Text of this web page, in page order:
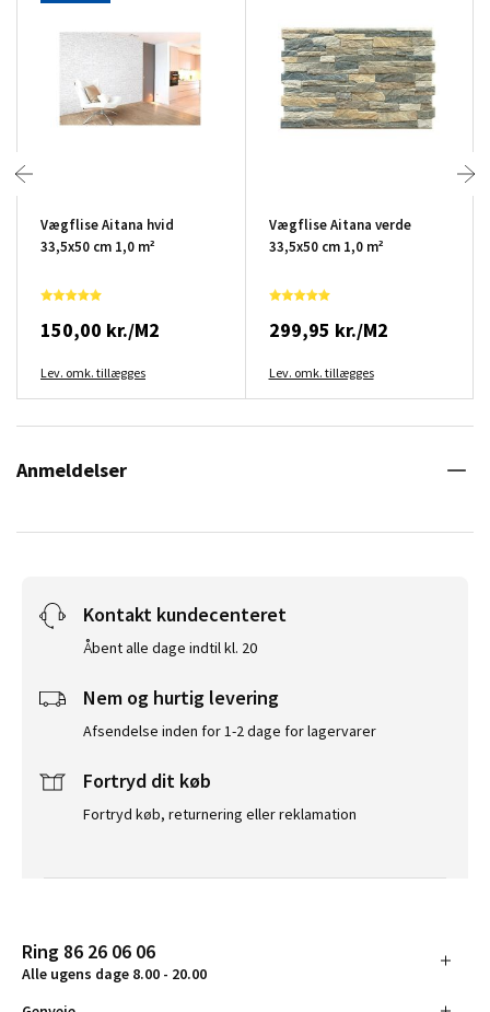
Vægflise Aitana hvid
33,5x50 cm 1,0 m²
150,00 kr./M2
Lev. omk. tillægges
Vægflise Aitana verde
33,5x50 cm 1,0 m²
299,95 kr./M2
Lev. omk. tillægges
Anmeldelser
Kontakt kundecenteret
Åbent alle dage indtil kl. 20
Nem og hurtig levering
Afsendelse inden for 1-2 dage for lagervarer
Fortryd dit køb
Fortryd køb, returnering eller reklamation
Ring 86 26 06 06
Alle ugens dage 8.00 - 20.00